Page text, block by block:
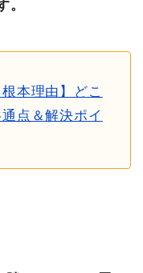
。
根本理由】どこ
点＆解決ポイ